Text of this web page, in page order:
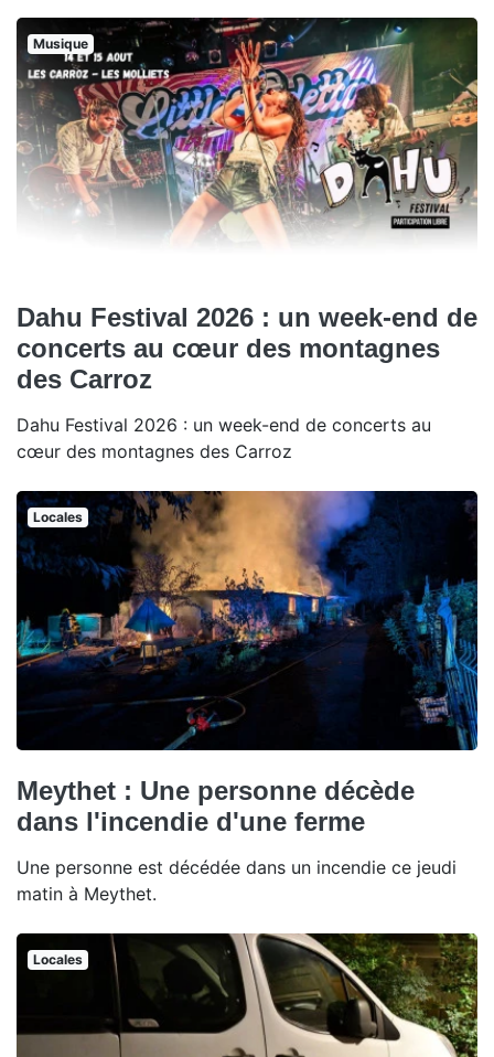
Musique
Dahu Festival 2026 : un week-end de
concerts au cœur des montagnes
des Carroz
Dahu Festival 2026 : un week-end de concerts au
cœur des montagnes des Carroz
Locales
Meythet : Une personne décède
dans l'incendie d'une ferme
Une personne est décédée dans un incendie ce jeudi
matin à Meythet.
Locales